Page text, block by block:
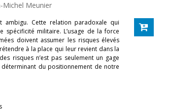
Michel Meunier
Cette relation paradoxale qui
spécificité militaire. L’usage de la force
doivent assumer les risques élevés
à la place qui leur revient dans la
risques n’est pas seulement un gage
du positionnement de notre